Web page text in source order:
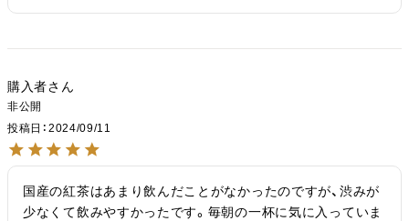
購入者
非公開
投稿日
2024/09/11
国産の紅茶はあまり飲んだことがなかったのですが、渋みが
少なくて飲みやすかったです。毎朝の一杯に気に入っていま